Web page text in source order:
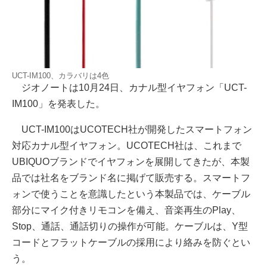
UCT-IM100、カラバリは4色
ジオノートは10月24日、カナル型イヤフォン「UCT-
IM100」を発表した。
UCT-IM100はUCOTECH社が開発したスマートフォン
対応カナル型イヤフォン。UCOTECH社は、これまで
UBIQUOブランドでイヤフォンを展開してきたが、本製
品では社名をブランド名に掲げて販売する。スマートフ
ォンで使うことを意識したという本製品では、ケーブル
部分にマイク付きリモコンを備え、音楽再生のPlay、
Stop、通話、通話切りの操作が可能。ケーブルは、Y型
コードとフラットケーブルの採用により絡みを防ぐとい
う。